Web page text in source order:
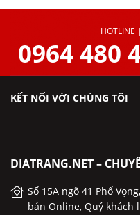
HOTLINE
0964 480
KẾT NỐI VỚI CHÚNG TÔI
DIATRANG.NET –
Số 15A ngõ 41 Phố
bán Online, Quý khách